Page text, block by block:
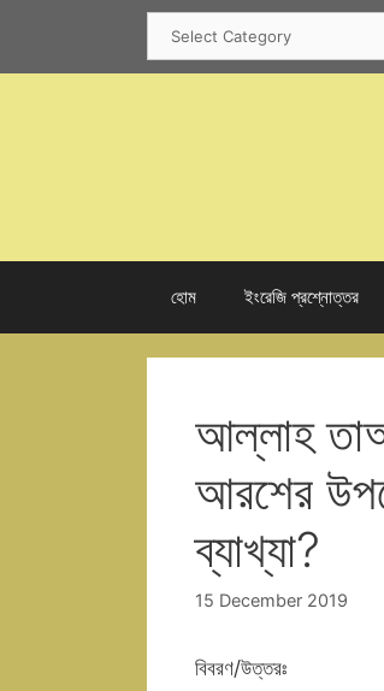
content
হোম ইংরেজি প্রশ্নোত্তর
আল্লাহ
আরশের
ব্যাখ্যা?
15 December 2019
বিবরণ/উত্তরঃ